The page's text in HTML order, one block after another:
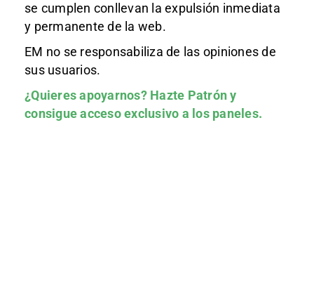
se cumplen conllevan la expulsión inmediata
y permanente de la web.
EM no se responsabiliza de las opiniones de
sus usuarios.
¿Quieres apoyarnos? Hazte Patróny
consigue acceso exclusivo a los paneles.